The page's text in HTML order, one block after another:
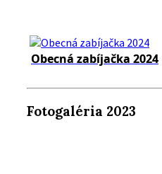
Obecná zabíjačka 2024
Fotogaléria 2023